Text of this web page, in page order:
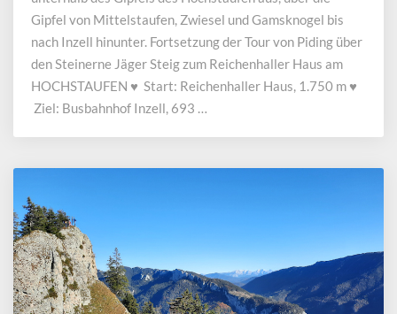
(
2.Teil
Gipfel von Mittelstaufen, Zwiesel und Gamsknogel bis
nach Inzell hinunter. Fortsetzung der Tour von Piding über
den Steinerne Jäger Steig zum Reichenhaller Haus am
HOCHSTAUFEN ♥ Start: Reichenhaller Haus, 1.750 m ♥
Ziel: Busbahnhof Inzell, 693 …